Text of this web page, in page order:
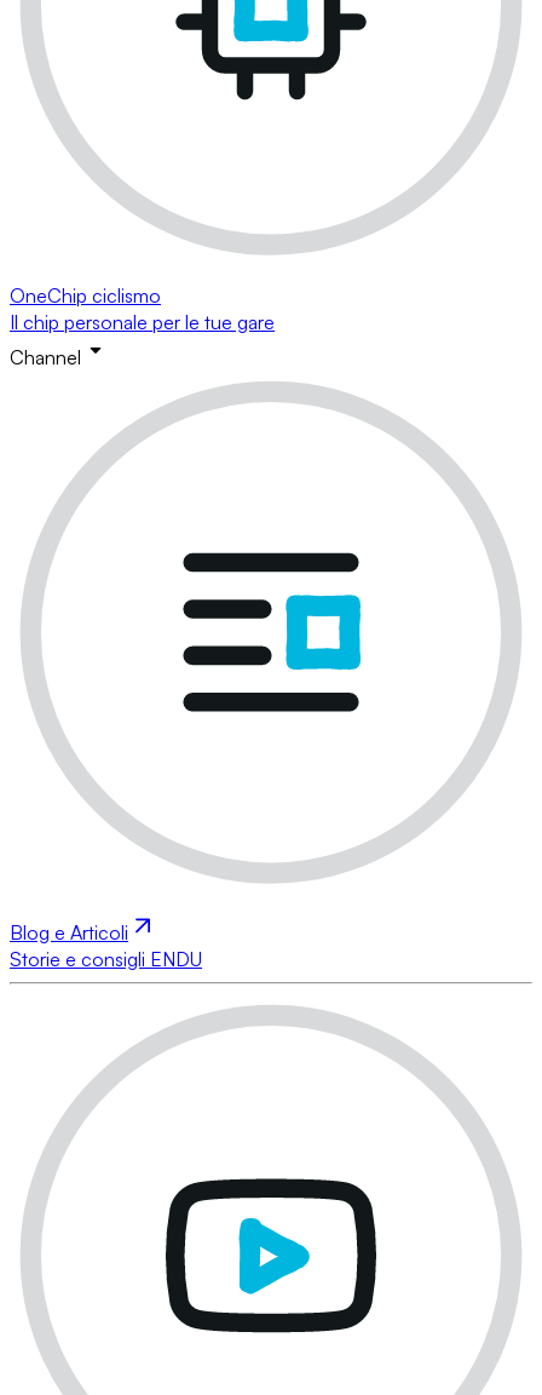
OneChip ciclismo
Il chip personale per le tue gare
Channel
Blog e Articoli
Storie e consigli ENDU